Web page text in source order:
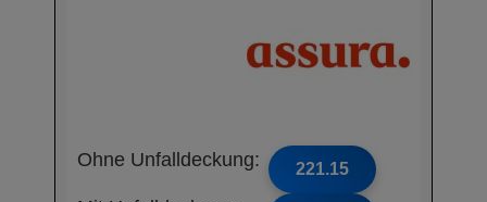
Ohne Unfalldeckung: 221.15